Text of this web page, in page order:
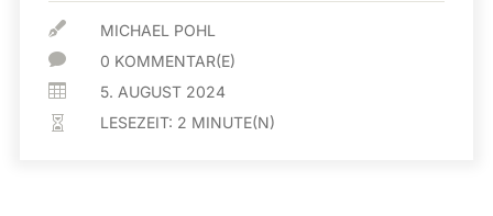
 MICHAEL POHL
 0 KOMMENTAR(E)
 5. AUGUST 2024
 LESEZEIT: 2 MINUTE(N)